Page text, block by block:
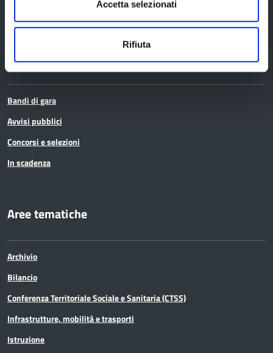
Accetta selezionati
Rifiuta
Bandi e avvisi
Bandi di gara
Avvisi pubblici
Concorsi e selezioni
In scadenza
Aree tematiche
Archivio
Bilancio
Conferenza Territoriale Sociale e Sanitaria (CTSS)
Infrastrutture, mobilità e trasporti
Istruzione